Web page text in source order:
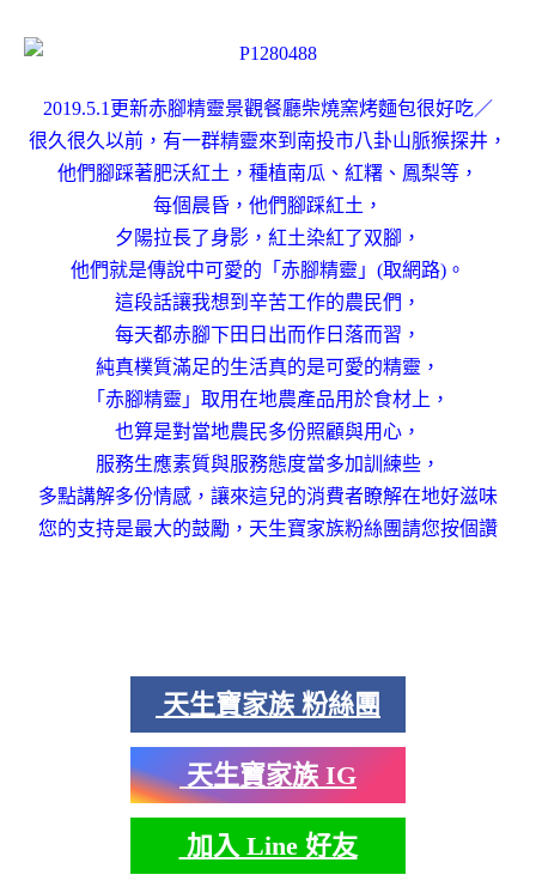
2019.5.1更新赤腳精靈景觀餐廳柴燒窯烤麵包很好吃／
很久很久以前，有一群精靈來到南投市八卦山脈猴探井，
他們腳踩著肥沃紅土，種植南瓜、紅糬、鳳梨等，
每個晨昏，他們腳踩紅土，
夕陽拉長了身影，紅土染紅了双腳，
他們就是傳說中可愛的「赤腳精靈」(取網路)。
這段話讓我想到辛苦工作的農民們，
每天都赤腳下田日出而作日落而習，
純真樸質滿足的生活真的是可愛的精靈，
「赤腳精靈」取用在地農產品用於食材上，
也算是對當地農民多份照顧與用心，
服務生應素質與服務態度當多加訓練些，
多點講解多份情感， 讓來這兒的消費者瞭解在地好滋味
您的支持是最大的鼓勵，天生寶家族粉絲團請您按個讚
天生寶家族 粉絲團
天生寶家族 IG
加入 Line 好友